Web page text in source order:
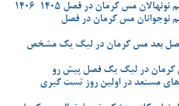
مس کرمان در فصل 1405-1406
نوجوانان مس کرمان در فصل
فصل بعد مس کرمان در لیگ یک مشخص
کرمان در لیگ یک فصل پیش رو
مستعد در اولین روز تست گیری